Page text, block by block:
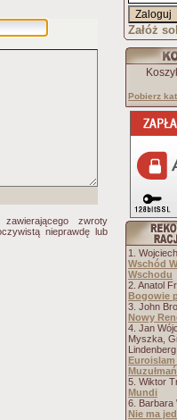
zwroty
nieprawdę lub
Załóż
Pobierz
1.
Wschód
Wschodu
2. Anatol
Bogowie
3. John
Nowy
4. Jan
Myszka,
5. Wiktor
Mundi
6. Barbara
Nie ma